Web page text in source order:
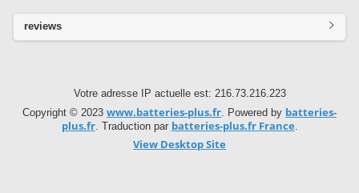
reviews
Votre adresse IP actuelle est: 216.73.216.223
Copyright © 2023 www.batteries-plus.fr . Powered by batteries-
plus.fr. Traduction par batteries-plus.fr France
View Desktop Site